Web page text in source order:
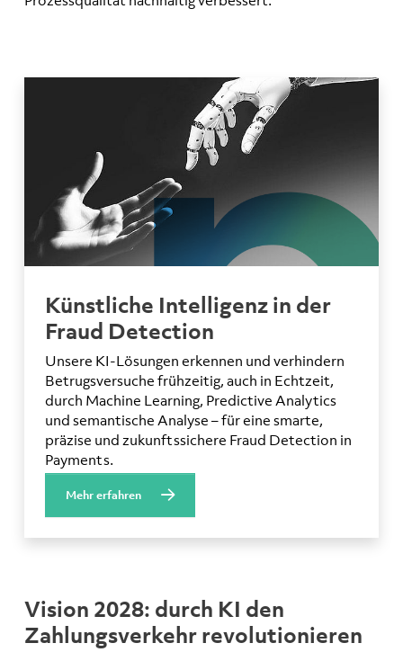
Künstliche Intelligenz in der
Fraud Detection
Unsere KI-Lösungen erkennen und verhindern
Betrugsversuche frühzeitig, auch in Echtzeit,
durch Machine Learning, Predictive Analytics
und semantische Analyse – für eine smarte,
präzise und zukunftssichere Fraud Detection in
Payments.
Mehr erfahren
Vision 2028: durch KI den
Zahlungsverkehr revolutionieren